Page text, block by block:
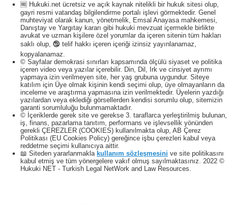
🆓 Hukuki.net ücretsiz ve açık kaynak nitelikli bir hukuk sitesi olup,
gayri resmi vatandaş bilgilendirme portalı işlevi görmektedir. Genel
muhteviyat olarak kanun, yönetmelik, Emsal Anayasa mahkemesi,
Danıştay ve Yargıtay kararı gibi hukuki mevzuat içermekle birlikte
avukat ve uzman kişilere özel yorumlar da içeren sitenin tüm hakları
saklı olup, 🕲 telif hakkı içeren içeriği izinsiz yayınlanamaz,
kopyalanamaz.
© Sayfalar demokrasi sınırları kapsamında ölçülü siyaset ve politika
içeren video veya yazılar içerebilir. Din, Dil, Irk ve cinsiyet ayrımı
yapmaya izin verilmeyen site, her yaş grubuna uygundur. Siteye
katılım için Üye olmak kişinin kendi seçimi olup, üye olmayanların da
inceleme ve araştırma yapmasına izin verilmektedir. Üyelerin yazdığı
yazılardan veya eklediği görsellerden kendisi sorumlu olup, sitemizin
garanti sorumluluğu bulunmamaktadır.
© İçeriklerde gerek site ve gerekse 3. taraflarca yerleştirilmiş bulunan,
iş, finans, pazarlama tanıtım, performans ve işlevsellik yönünden
gerekli ÇEREZLER (COOKIES) kullanılmakta olup, AB Çerez
Politikası (EU Cookies Policy) gereğince işbu çerezleri kabul veya
reddetme seçimi kullanıcıya aittir.
📖 Siteden yararlanmakla kullanım sözleşmesini ve site politikasını
kabul etmiş ve tüm yönergelere vakıf olmuş sayılmaktasınız. 2022 ©
Hukuki NET - Turkish Legal NetWork and Law Resources.